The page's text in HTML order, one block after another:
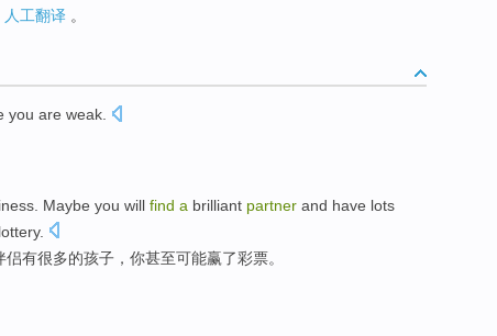
人工翻译 。
you are weak
. Maybe you will find a brilliant partner and have lots
lottery.
侣有很多的孩子 ，你甚至可能赢了彩票。